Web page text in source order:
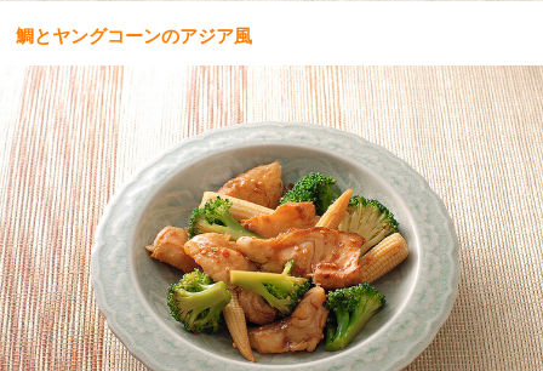
鯛とヤングコーンのアジア風